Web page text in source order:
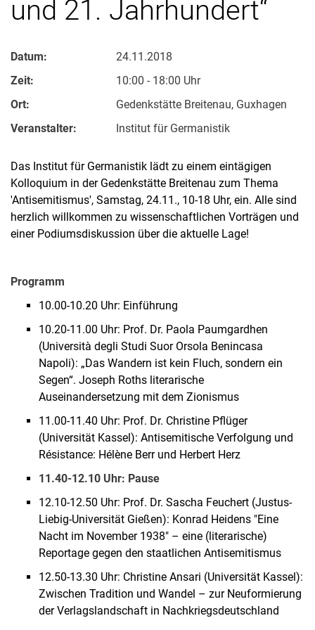
und 21. Jahrhundert“
Datum:
24.11.2018
Zeit:
10:00 - 18:00 Uhr
Ort:
Gedenkstätte Breitenau, Guxhagen
Veranstalter:
Institut für Germanistik
Das Institut für Germanistik lädt zu einem eintägigen
Kolloquium in der Gedenkstätte Breitenau zum Thema
'Antisemitismus', Samstag, 24.11., 10-18 Uhr, ein. Alle sind
herzlich willkommen zu wissenschaftlichen Vorträgen und
einer Podiumsdiskussion über die aktuelle Lage!
Programm
10.00-10.20 Uhr: Einführung
10.20-11.00 Uhr: Prof. Dr. Paola Paumgardhen
(Università degli Studi Suor Orsola Benincasa
Napoli): „Das Wandern ist kein Fluch, sondern ein
Segen“. Joseph Roths literarische
Auseinandersetzung mit dem Zionismus
11.00-11.40 Uhr: Prof. Dr. Christine Pflüger
(Universität Kassel): Antisemitische Verfolgung und
Résistance: Hélène Berr und Herbert Herz
11.40-12.10 Uhr: Pause
12.10-12.50 Uhr: Prof. Dr. Sascha Feuchert (Justus-
Liebig-Universität Gießen): Konrad Heidens "Eine
Nacht im November 1938" – eine (literarische)
Reportage gegen den staatlichen Antisemitismus
12.50-13.30 Uhr: Christine Ansari (Universität Kassel):
Zwischen Tradition und Wandel – zur Neuformierung
der Verlagslandschaft in Nachkriegsdeutschland